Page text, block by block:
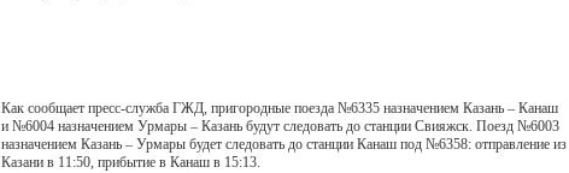
Как сообщает пресс-служба ГЖД, пригородные поезда №6335 назначением Казань – Канаш
и №6004 назначением Урмары – Казань будут следовать до станции Свияжск. Поезд №6003
назначением Казань – Урмары будет следовать до станции Канаш под №6358: отправление из
Казани в 11:50, прибытие в Канаш в 15:13.